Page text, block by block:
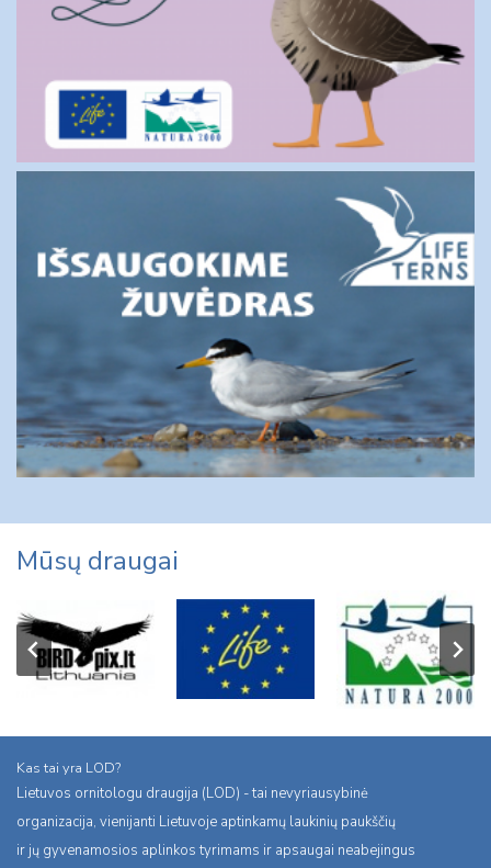
Mūsų draugai
Kas tai yra LOD?
Lietuvos ornitologu draugija (LOD) - tai nevyriausybinė
organizacija, vienijanti Lietuvoje aptinkamų laukinių paukščių
ir jų gyvenamosios aplinkos tyrimams ir apsaugai neabejingus